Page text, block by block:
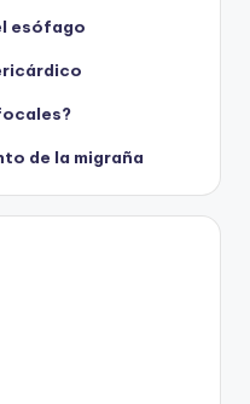
esófago
de la migraña